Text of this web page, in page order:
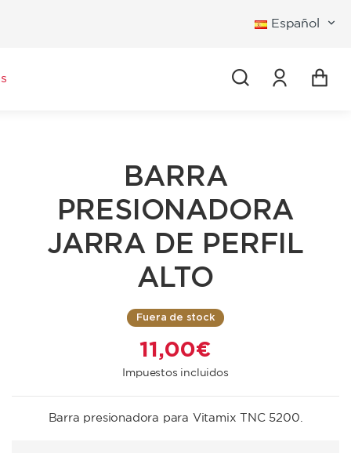
Español
Iniciar
BARRA
PRESIONADORA
JARRA DE PERFIL
ALTO
Fuera de stock
11,00 €
Impuestos incluidos
Barra presionadora para Vitamix TNC 5200.